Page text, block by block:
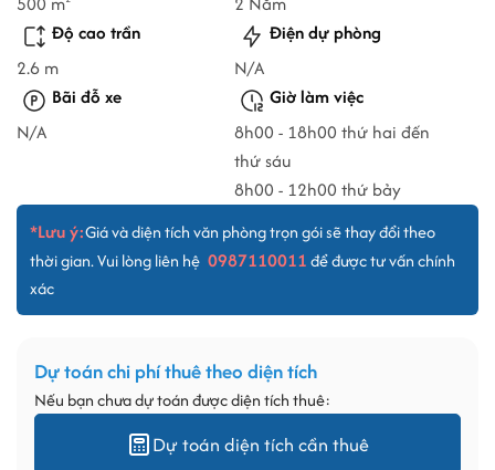
Độ cao trần
2.6 m
Điện dự phòng
N/A
Bãi đỗ xe
N/A
Giờ làm việc
8h00 - 18h00 thứ hai đến
thứ sáu
8h00 - 12h00 thứ bảy
*Lưu ý:Giá và diện tích văn phòng trọn gói sẽ thay đổi theo
thời gian. Vui lòng liên hệ 0987110011để được tư vấn chính
xác
Dự toán chi phí thuê theo diện tích
Nếu bạn chưa dự toán được diện tích thuê:
Dự toán diện tích cần thuê